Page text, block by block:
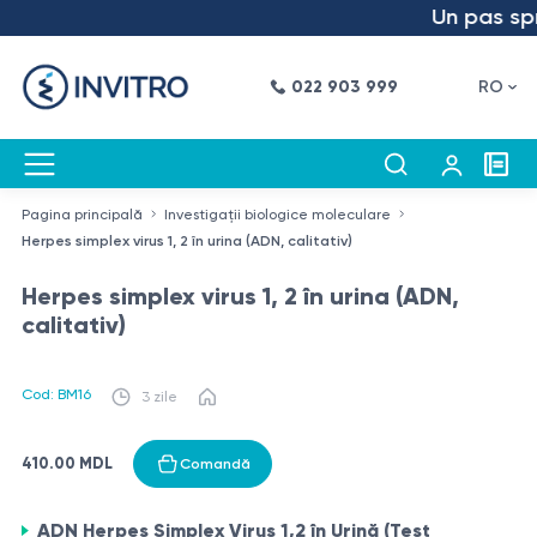
Un pas
022 903 999 RO
Pagina principală
Investigații biologice moleculare
Herpes simplex virus 1, 2 în urina (ADN, calitativ)
Herpes simplex virus 1, 2 în urina (ADN,
calitativ)
Cod: BM16 3 zile
410.00 MDL Comandă
ADN Herpes Simplex Virus 1,2 în Urină (Test